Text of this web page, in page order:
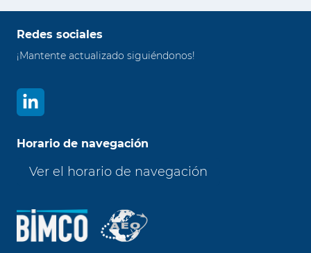
Redes sociales
¡Mantente actualizado siguiéndonos!
Horario de navegación
Ver el horario de navegación